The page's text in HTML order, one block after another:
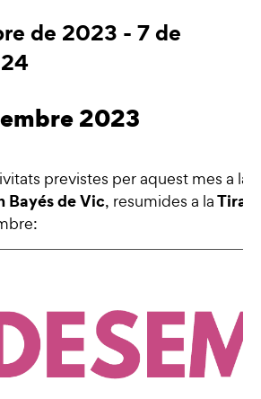
de 2023 - 7 de
2023
previstes per aquest mes a la
Bayés de Vic, resumides a laTira